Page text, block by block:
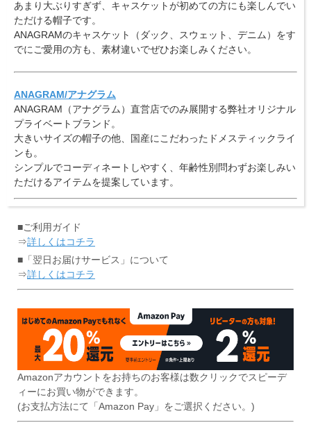
あまり大ぶりすぎず、キャスケットが初めての方にも楽しんでい
ただける帽子です。
ANAGRAMのキャスケット（ダック、スウェット、デニム）をす
でにご愛用の方も、素材違いでぜひお楽しみください。
ANAGRAM/アナグラム
ANAGRAM（アナグラム）直営店でのみ展開する弊社オリジナル
プライベートブランド。
大きいサイズの帽子の他、国産にこだわったドメスティックライ
ンも。
シンプルでコーディネートしやすく、年齢性別問わずお楽しみい
ただけるアイテムを提案しています。
■ご利用ガイド
⇒詳しくはコチラ
■「翌日お届けサービス」について
⇒詳しくはコチラ
Amazonアカウントをお持ちのお客様は数クリックでスピーデ
ィーにお買い物ができます。
(お支払方法にて「Amazon Pay」をご選択ください。)